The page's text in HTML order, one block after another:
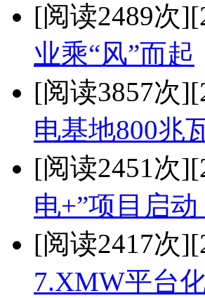
[阅读2489次]
业乘“风”而起
[阅读3857次]
电基地800兆
[阅读2451次]
电+”项目启动
[阅读2417次]
7.XMW平台